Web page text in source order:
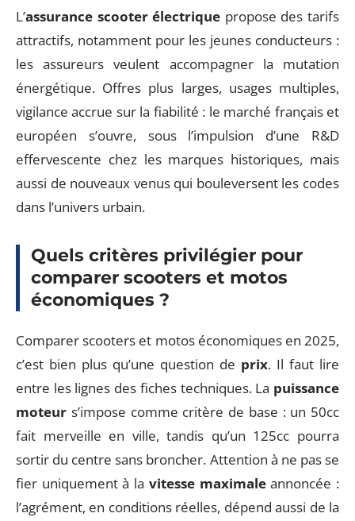
L’assurance scooter électrique propose des tarifs
attractifs, notamment pour les jeunes conducteurs :
les assureurs veulent accompagner la mutation
énergétique. Offres plus larges, usages multiples,
vigilance accrue sur la fiabilité : le marché français et
européen s’ouvre, sous l’impulsion d’une R&D
effervescente chez les marques historiques, mais
aussi de nouveaux venus qui bouleversent les codes
dans l’univers urbain.
Quels critères privilégier pour
comparer scooters et motos
économiques ?
Comparer scooters et motos économiques en 2025,
c’est bien plus qu’une question de prix. Il faut lire
entre les lignes des fiches techniques. La puissance
moteur s’impose comme critère de base : un 50cc
fait merveille en ville, tandis qu’un 125cc pourra
sortir du centre sans broncher. Attention à ne pas se
fier uniquement à la vitesse maximaleannoncée :
l’agrément, en conditions réelles, dépend aussi de la